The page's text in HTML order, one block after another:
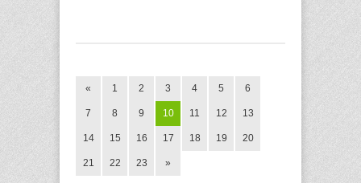
« 1 2 3 4 5 6
7 8 9 10 11 12 13
14 15 16 17 18 19 20
21 22 23 »